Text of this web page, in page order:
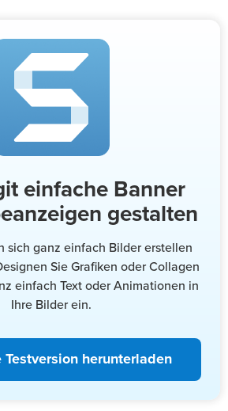
einfache Banner
gestalten
sich ganz einfach Bilder erstellen
Sie Grafiken oder Collagen
einfach Text oder Animationen in
Ihre Bilder ein.
Testversion herunterladen